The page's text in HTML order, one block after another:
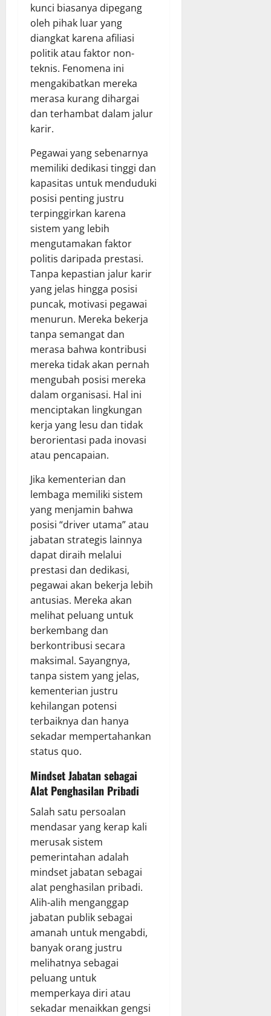
kunci biasanya dipegang
oleh pihak luar yang
diangkat karena afiliasi
politik atau faktor non-
teknis. Fenomena ini
mengakibatkan mereka
merasa kurang dihargai
dan terhambat dalam jalur
karir.
Pegawai yang sebenarnya
memiliki dedikasi tinggi dan
kapasitas untuk menduduki
posisi penting justru
terpinggirkan karena
sistem yang lebih
mengutamakan faktor
politis daripada prestasi.
Tanpa kepastian jalur karir
yang jelas hingga posisi
puncak, motivasi pegawai
menurun. Mereka bekerja
tanpa semangat dan
merasa bahwa kontribusi
mereka tidak akan pernah
mengubah posisi mereka
dalam organisasi. Hal ini
menciptakan lingkungan
kerja yang lesu dan tidak
berorientasi pada inovasi
atau pencapaian.
Jika kementerian dan
lembaga memiliki sistem
yang menjamin bahwa
posisi “driver utama” atau
jabatan strategis lainnya
dapat diraih melalui
prestasi dan dedikasi,
pegawai akan bekerja lebih
antusias. Mereka akan
melihat peluang untuk
berkembang dan
berkontribusi secara
maksimal. Sayangnya,
tanpa sistem yang jelas,
kementerian justru
kehilangan potensi
terbaiknya dan hanya
sekadar mempertahankan
status quo.
Mindset Jabatan sebagai
Alat Penghasilan Pribadi
Salah satu persoalan
mendasar yang kerap kali
merusak sistem
pemerintahan adalah
mindset jabatan sebagai
alat penghasilan pribadi.
Alih-alih menganggap
jabatan publik sebagai
amanah untuk mengabdi,
banyak orang justru
melihatnya sebagai
peluang untuk
memperkaya diri atau
sekadar menaikkan gengsi